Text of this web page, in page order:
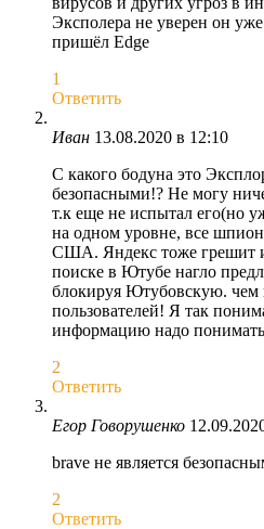
Эксполера не уверен он
пришёл Edge
1
Ответить
Иван 13.08.2020 в 12:10
С какого бодуна это
безопасными!? Не могу
т.к еще не испытал его(но
на одном уровне, все
США. Яндекс тоже грешит
поиске в Ютубе нагло
блокируя Ютубовскую. чем
пользователей! Я так
информацию надо
2
Ответить
Егор Говорушенко
brave не является
2
Ответить